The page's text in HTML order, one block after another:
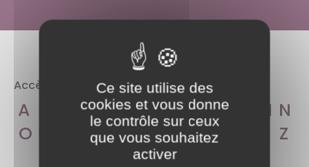
Accès aux rubriques par lettre alphabétique
A D E F G H I J K M N
O
R S T U V W Z
Ce site utilise des
cookies et vous donne
le contrôle sur ceux
que vous souhaitez
activer